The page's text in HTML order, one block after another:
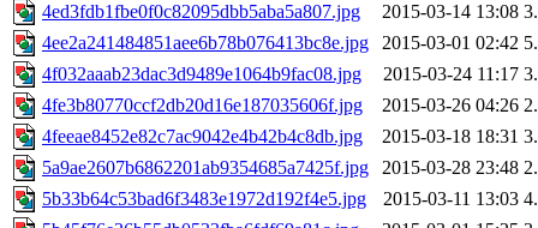
4ed3fdb1fbe0f0c82095dbb5aba5a807.jpg
2015-03-14 13:08
4ee2a241484851aee6b78b076413bc8e.jpg
2015-03-01 02:42
4f032aaab23dac3d9489e1064b9fac08.jpg
2015-03-24 11:17
4fe3b80770ccf2db20d16e187035606f.jpg
2015-03-26 04:26
4feeae8452e82c7ac9042e4b42b4c8db.jpg
2015-03-18 18:31
5a9ae2607b6862201ab9354685a7425f.jpg
2015-03-28 23:48
5b33b64c53bad6f3483e1972d192f4e5.jpg
2015-03-11 13:03